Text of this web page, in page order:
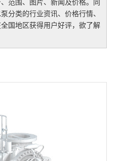
范围、图片、新闻及价格。同
分类的行业资讯、价格行情、
国地区获得用户好评，欲了解